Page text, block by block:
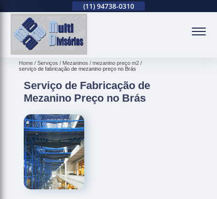
(11) 94738-0310
Home Serviços Mezaninos
mezanino preço m2
serviço de fabricação de mezanino preço no Brás
Serviço de Fabricação de
Mezanino Preço no Brás